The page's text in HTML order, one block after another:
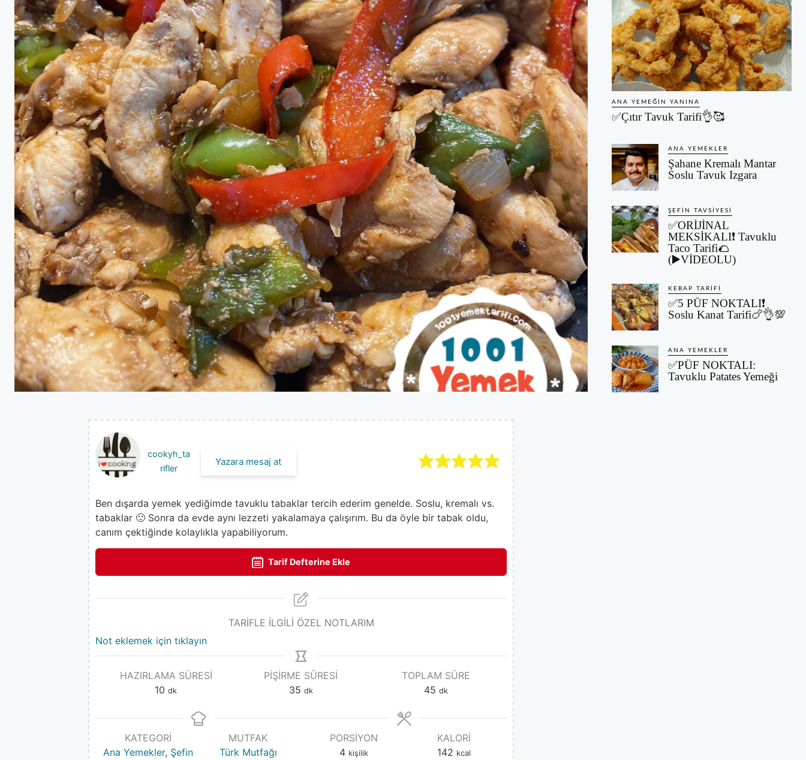
cookyh_ta
rifler
Yazara mesaj at
Ben dışarda yemek yediğimde tavuklu tabaklar tercih ederim genelde. Soslu, kremalı vs.
tabaklar 🙂 Sonra da evde aynı lezzeti yakalamaya çalışırım. Bu da öyle bir tabak oldu,
canım çektiğinde kolaylıkla yapabiliyorum.
Tarif Defterine Ekle
TARİFLE İLGİLİ ÖZEL NOTLARIM
Not eklemek için tıklayın
HAZIRLAMA SÜRESI
10 dk
PIŞIRME SÜRESI
35 dk
TOPLAM SÜRE
45 dk
KATEGORI
Ana Yemekler, Şefin
MUTFAK
Türk Mutfağı
PORSIYON
4 kişilik
KALORI
142 kcal
ANA YEMEĞIN YANINA
✅Çıtır Tavuk Tarifi👌🥰
ANA YEMEKLER
Şahane Kremalı Mantar
Soslu Tavuk Izgara
ŞEFIN TAVSIYESI
✅ORİJİNAL
MEKSİKALI❗ Tavuklu
Taco Tarifi🌮
(▶️VİDEOLU)
KEBAP TARIFI
✅5 PÜF NOKTALI❗
Soslu Kanat Tarifi🍗👌💯
ANA YEMEKLER
✅PÜF NOKTALI:
Tavuklu Patates Yemeği